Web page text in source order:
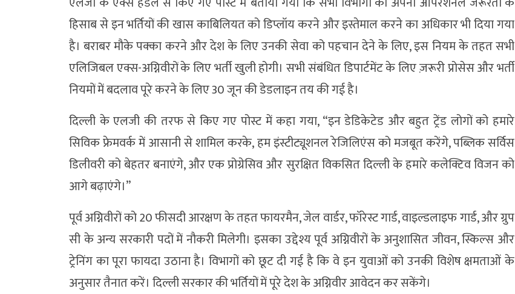
हिसाब से इन भर्तियों की खास काबिलियत को डिप्लॉय करने और इस्तेमाल करने का अधिकार भी दिया गया
है। बराबर मौके पक्का करने और देश के लिए उनकी सेवा को पहचान देने के लिए, इस नियम के तहत सभी
एलिजिबल एक्स-अग्निवीरों के लिए भर्ती खुली होगी। सभी संबंधित डिपार्टमेंट के लिए ज़रूरी प्रोसेस और भर्ती
नियमों में बदलाव पूरे करने के लिए 30 जून की डेडलाइन तय की गई है।
दिल्ली के एलजी की तरफ से किए गए पोस्ट में कहा गया, “इन डेडिकेटेड और बहुत ट्रेंड लोगों को हमारे
सिविक फ्रेमवर्क में आसानी से शामिल करके, हम इंस्टीट्यूशनल रेजिलिएंस को मजबूत करेंगे, पब्लिक सर्विस
डिलीवरी को बेहतर बनाएंगे, और एक प्रोग्रेसिव और सुरक्षित विकसित दिल्ली के हमारे कलेक्टिव विजन को
आगे बढ़ाएंगे।”
पूर्व अग्निवीरों को 20 फीसदी आरक्षण के तहत फायरमैन, जेल वार्डर, फॉरेस्ट गार्ड, वाइल्डलाइफ गार्ड, और ग्रुप
सी के अन्य सरकारी पदों में नौकरी मिलेगी। इसका उद्देश्य पूर्व अग्निवीरों के अनुशासित जीवन, स्किल्स और
ट्रेनिंग का पूरा फायदा उठाना है। विभागों को छूट दी गई है कि वे इन युवाओं को उनकी विशेष क्षमताओं के
अनुसार तैनात करें। दिल्ली सरकार की भर्तियों में पूरे देश के अग्निवीर आवेदन कर सकेंगे।